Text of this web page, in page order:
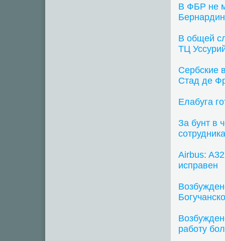
В ФБР не
В общей
ТЦ
Сербские
Стад де
Елабуга
За бунт в
Airbus:
исправен
работу